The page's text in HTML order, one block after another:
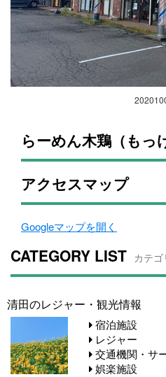
らーめん木鶏（もっ
アクセスマップ
Googleマップを開く
CATEGORY LIST カテ
清田のレジャー・観光情報
宿泊施設
レジャー
交通機関・サ
娯楽施設